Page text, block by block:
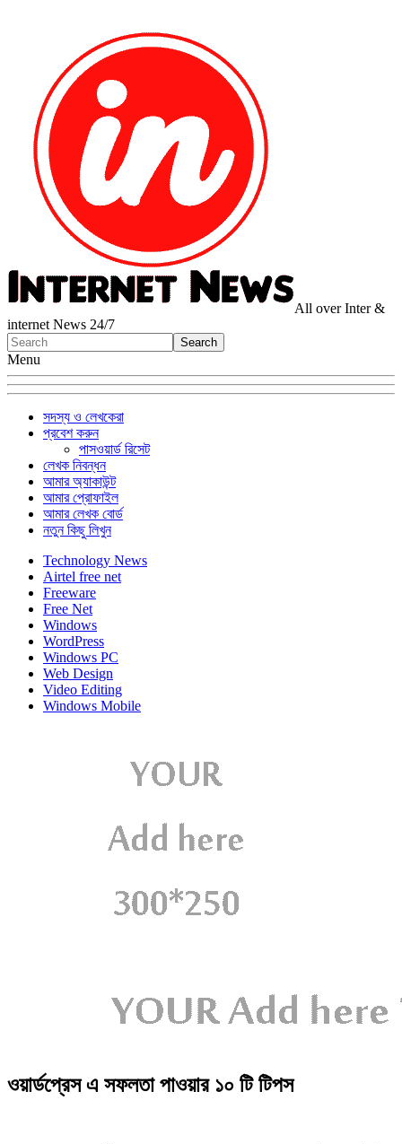
All over Inter &
internet News 24/7
Menu
সদস্য ও লেখকেরা
প্রবেশ করুন
পাসওয়ার্ড রিসেট
লেখক নিবন্ধন
আমার অ্যাকাউন্ট
আমার প্রোফাইল
আমার লেখক বোর্ড
নতুন কিছু লিখুন
Technology News
Airtel free net
Freeware
Free Net
Windows
WordPress
Windows PC
Web Design
Video Editing
Windows Mobile
ওয়ার্ডপ্রেস এ সফলতা পাওয়ার ১০ টি টিপস